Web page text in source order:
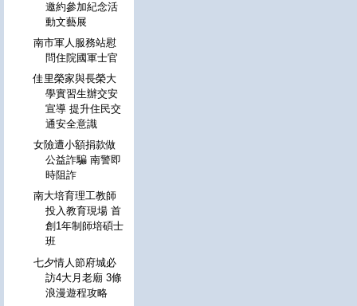
邀約參加紀念活
動文藝展
南市軍人服務站慰
問住院國軍士官
佳里榮家與長榮大
學實習生辦交安
宣導 提升住民交
通安全意識
女險遭小額捐款做
公益詐騙 南警即
時阻詐
南大培育理工教師
投入教育現場 首
創1年制師培碩士
班
七夕情人節府城必
訪4大月老廟 3條
浪漫遊程攻略